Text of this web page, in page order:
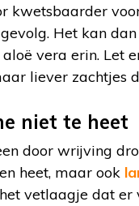
kwetsbaarder
Het kan
vera erin. Let
liever zachtjes
niet te heet
door wrijving
heet, maar ook
vetlaagje dat